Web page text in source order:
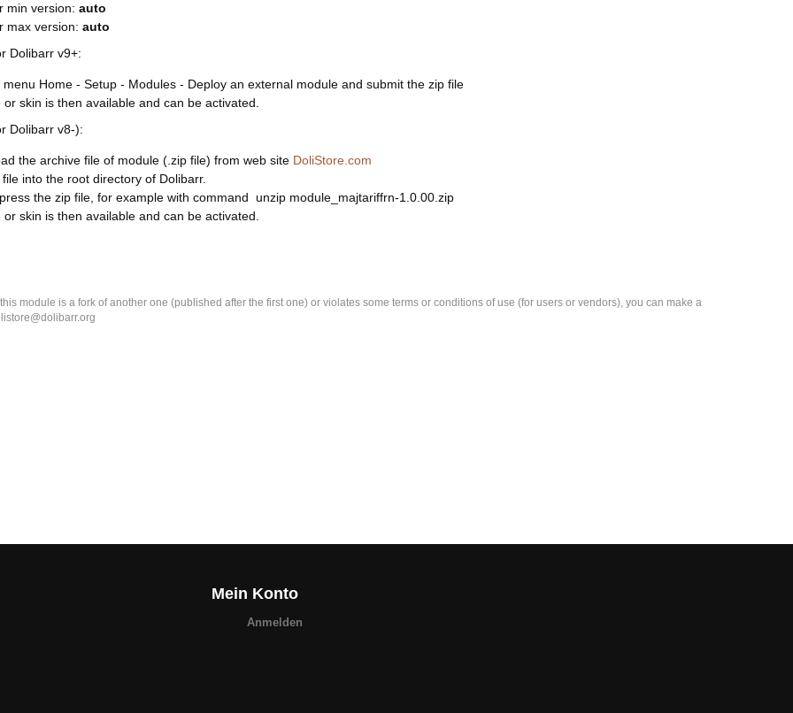
min version: auto
max version: auto
Dolibarr v9+:
menu Home - Setup - Modules - Deploy an external module and submit the zip file
or skin is then available and can be activated.
Dolibarr v8-):
the archive file of module (.zip file) from web site DoliStore.com
file into the root directory of Dolibarr.
the zip file, for example with command unzip module_majtariffrn-1.0.00.zip
or skin is then available and can be activated.
module is a fork of another one (published after the first one) or violates some terms or conditions of use (for users or vendors), you can make a
Mein Konto
Anmelden